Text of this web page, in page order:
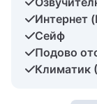
Интернет
Сейф
Подово
Климатик